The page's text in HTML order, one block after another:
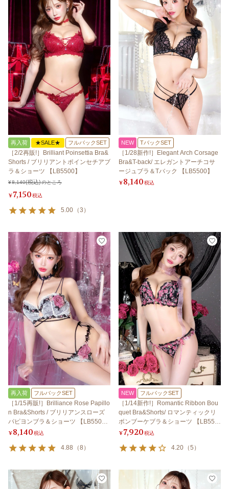
再入荷 ★SALE★ フルバックSET
［2/2再販!］Brilliant Poinsettia Bra&
Shorts / ブリリアントポインセチアブ
ラ＆ショーツ 【LB5500】
¥8,140 のところ
¥7,150税込
5.00 （3 ）
NEW TバックSET
［1/28新作!］Elegant Arch Corsage
Bra&T-back/ エレガントアーチコサ
ージュブラ＆Tバック 【LB5500】
¥8,140税込
再入荷 フルバックSET
［1/15再販!］Brilliance Rose Papillo
n Bra&Shorts / ブリリアンスローズ
パピヨンブラ＆ショーツ 【LB550
0】
¥8,140税込
4.88 （8 ）
NEW フルバックSET
［1/14新作!］Romantic Ribbon Bou
quet Bra&Shorts/ ロマンティックリ
ボンブーケブラ＆ショーツ 【LB550
0】
¥7,920税込
4.20 （5 ）